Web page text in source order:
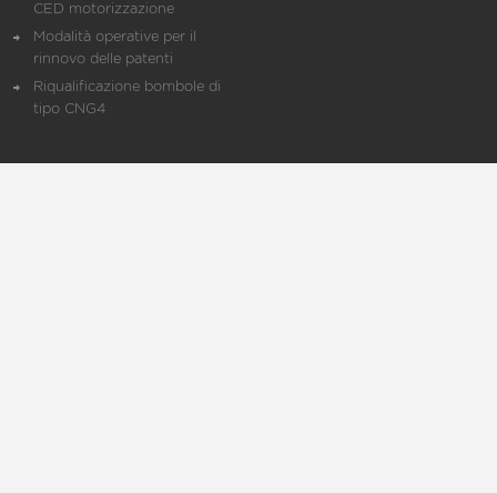
CED motorizzazione
Modalità operative per il
rinnovo delle patenti
Riqualificazione bombole di
tipo CNG4